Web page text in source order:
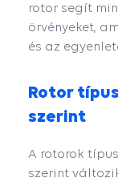
rotor segít
örvényeket,
és az
Rotor
szerint
A rotorok
szerint